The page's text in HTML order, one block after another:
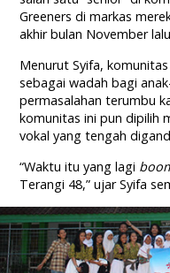
Greeners di markas
akhir bulan November
Menurut Syifa,
sebagai wadah bagi
permasalahan terumbu
komunitas ini pun dipilih
vokal yang tengah
“Waktu itu yang lagi
Terangi 48,” ujar Syifa